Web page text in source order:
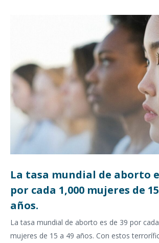
La tasa mundial de aborto
por cada 1,000 mujeres de
años.
La tasa mundial de aborto es de 39 por
mujeres de 15 a 49 años. Con estos